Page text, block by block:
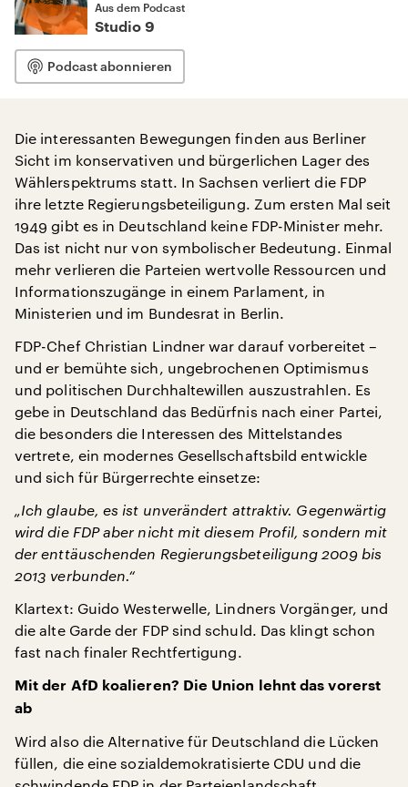
Aus dem Podcast
Studio 9
Podcast abonnieren
Die interessanten Bewegungen finden aus Berliner
Sicht im konservativen und bürgerlichen Lager des
Wählerspektrums statt. In Sachsen verliert die FDP
ihre letzte Regierungsbeteiligung. Zum ersten Mal seit
1949 gibt es in Deutschland keine FDP-Minister mehr.
Das ist nicht nur von symbolischer Bedeutung. Einmal
mehr verlieren die Parteien wertvolle Ressourcen und
Informationszugänge in einem Parlament, in
Ministerien und im Bundesrat in Berlin.
FDP-Chef Christian Lindner war darauf vorbereitet –
und er bemühte sich, ungebrochenen Optimismus
und politischen Durchhaltewillen auszustrahlen. Es
gebe in Deutschland das Bedürfnis nach einer Partei,
die besonders die Interessen des Mittelstandes
vertrete, ein modernes Gesellschaftsbild entwickle
und sich für Bürgerrechte einsetze:
„Ich glaube, es ist unverändert attraktiv. Gegenwärtig
wird die FDP aber nicht mit diesem Profil, sondern mit
der enttäuschenden Regierungsbeteiligung 2009 bis
2013 verbunden.“
Klartext: Guido Westerwelle, Lindners Vorgänger, und
die alte Garde der FDP sind schuld. Das klingt schon
fast nach finaler Rechtfertigung.
Mit der AfD koalieren? Die Union lehnt das vorerst
ab
Wird also die Alternative für Deutschland die Lücken
füllen, die eine sozialdemokratisierte CDU und die